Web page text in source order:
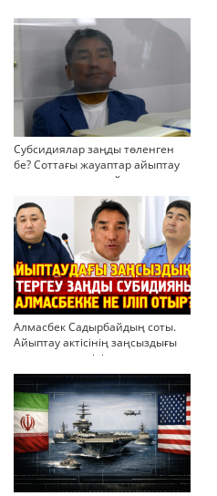
Субсидиялар заңды төленген
бе? Соттағы жауаптар айыптау
тұжырымдарын қайта қарауға
негіз бола ала ма?
Алмасбек Садырбайдың соты.
Айыптау актісінің заңсыздығы
мен қолдан өсірілген
миллиондар